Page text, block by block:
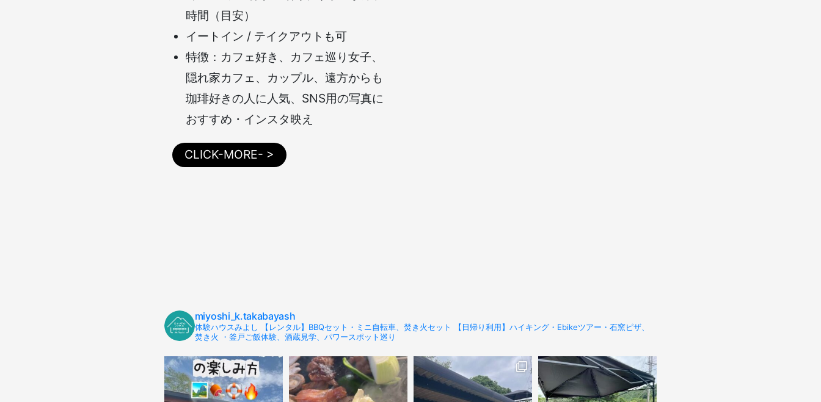
時間（目安）
イートイン / テイクアウトも可
特徴：カフェ好き、カフェ巡り女子、
隠れ家カフェ、カップル、遠方からも
珈琲好きの人に人気、SNS用の写真に
おすすめ・インスタ映え
CLICK-MORE- >
miyoshi_k.takabayash
体験ハウスみよし 【レンタル】BBQセット・ミニ自転車、焚き火セット 【日帰り利用】ハイキング・Ebikeツアー・石窯ピザ、
焚き火 ・釜戸ご飯体験、酒蔵見学、パワースポット巡り